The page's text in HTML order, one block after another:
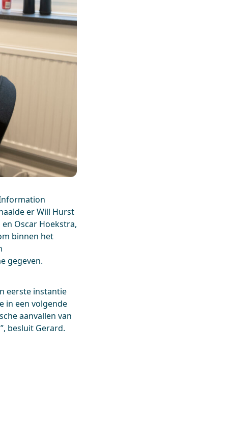
er Will Hurst
Oscar Hoekstra,
binnen het
gegeven.
eerste instantie
in een volgende
aanvallen van
besluit Gerard.